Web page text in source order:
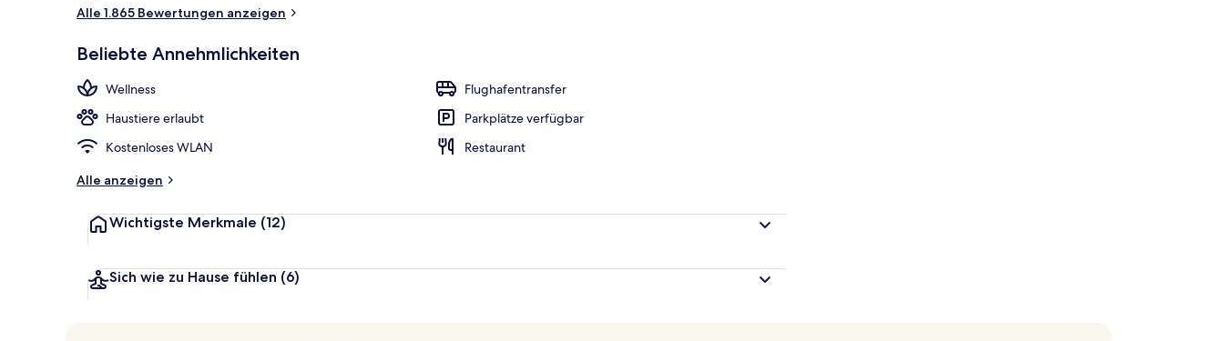
Alle 1.865 Bewertungen anzeigen
Beliebte Annehmlichkeiten
Wellness
Flughafentransfer
Haustiere erlaubt
Parkplätze verfügbar
Kostenloses WLAN
Restaurant
Alle anzeigen
Wichtigste Merkmale (12)
Sich wie zu Hause fühlen (6)